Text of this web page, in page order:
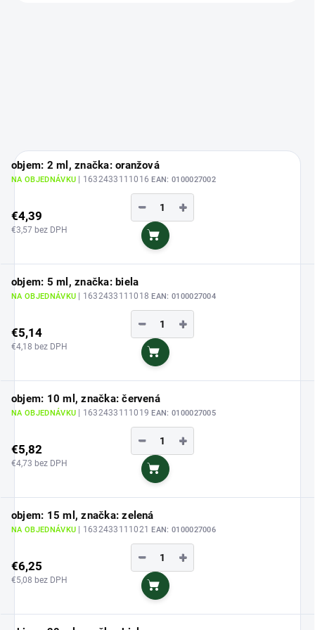
objem: 2 ml, značka: oranžová
NA OBJEDNÁVKU | 1632433111016EAN: 0100027002
€4,39
€3,57 bez DPH
+
−
Do košíka
objem: 5 ml, značka: biela
NA OBJEDNÁVKU | 1632433111018EAN: 0100027004
€5,14
€4,18 bez DPH
+
−
Do košíka
objem: 10 ml, značka: červená
NA OBJEDNÁVKU | 1632433111019EAN: 0100027005
€5,82
€4,73 bez DPH
+
−
Do košíka
objem: 15 ml, značka: zelená
NA OBJEDNÁVKU | 1632433111021EAN: 0100027006
€6,25
€5,08 bez DPH
+
−
Do košíka